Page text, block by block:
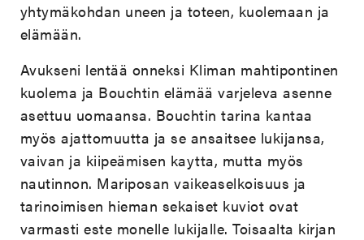
yhtymäkohdan uneen ja toteen, kuolemaan ja
elämään.
Avukseni lentää onneksi Kliman mahtipontinen
kuolema ja Bouchtin elämää varjeleva asenne
asettuu uomaansa. Bouchtin tarina kantaa
myös ajattomuutta ja se ansaitsee lukijansa,
vaivan ja kiipeämisen kaytta, mutta myös
nautinnon. Mariposan vaikeaselkoisuus ja
tarinoimisen hieman sekaiset kuviot ovat
varmasti este monelle lukijalle. Toisaalta kirjan